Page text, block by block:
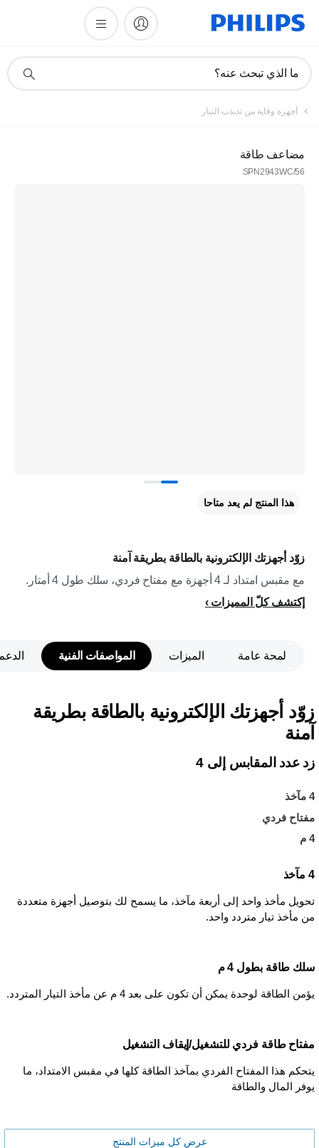
دعم
ما الذي تبحث عنه؟
أجهزة وقاية من تذبذب التيار
مضاعف طاقة
SPN2943WC/56
زوّد أجهزتك الإلكترونية بالطاقة بطريقة آمنة
مع مقبس امتداد لـ 4 أجهزة مع مفتاح فردي، سلك طول 4 أمتار.
إكتشف كلّ المميزات
هذا المنتج لم يعد متاحا
لمحة عامة الميزات المواصفات الفنية
زوّد أجهزتك الإلكترونية بالطاقة بطريقة
آمنة
زد عدد المقابس إلى 4
4 مآخذ
مفتاح فردي
4 م
4 مآخذ
تحويل مأخذ واحد إلى أربعة مآخذ، ما يسمح لك بتوصيل أجهزة متعددة
من مأخذ تيار متردد واحد.
سلك طاقة بطول 4 م
يؤمن الطاقة لوحدة يمكن أن تكون على بعد 4 م عن مأخذ التيار المتردد.
مفتاح طاقة فردي للتشغيل/إيقاف التشغيل
يتحكم هذا المفتاح الفردي بمآخذ الطاقة كلها في مقبس الامتداد، ما
يوفر المال والطاقة
عرض كل ميزات المنتج